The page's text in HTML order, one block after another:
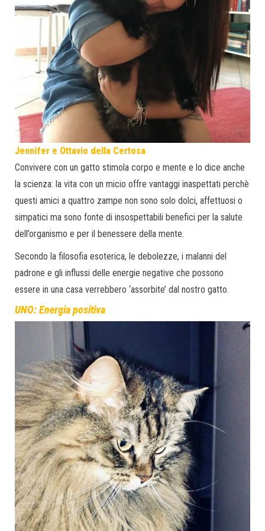
Jennifer e Ottavio della Certosa
Convivere con un gatto stimola corpo e mente e lo dice anche
la scienza: la vita con un micio offre vantaggi inaspettati perchè
questi amici a quattro zampe non sono solo dolci, affettuosi o
simpatici ma sono fonte di insospettabili benefici per la salute
dell’organismo e per il benessere della mente.
Secondo la filosofia esoterica, le debolezze, i malanni del
padrone e gli influssi delle energie negative che possono
essere in una casa verrebbero ‘assorbite’ dal nostro gatto.
UNO: Energia positiva